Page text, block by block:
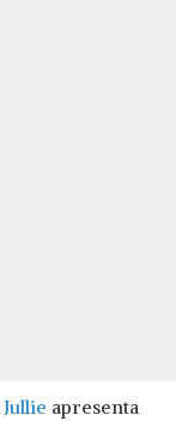
Jullie apresenta